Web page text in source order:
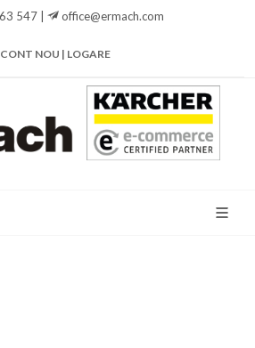
547 | office@ermach.com
CONT NOU | LOGARE